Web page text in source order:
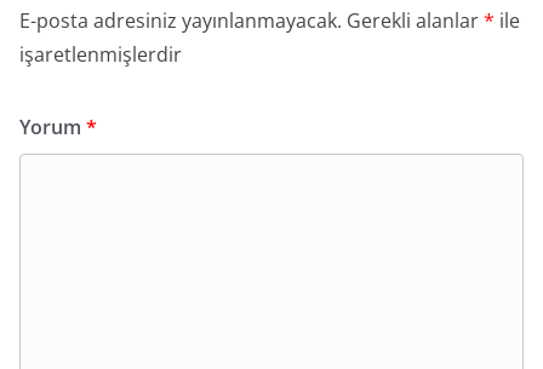
E-posta adresiniz yayınlanmayacak. Gerekli alanlar* ile
işaretlenmişlerdir
Yorum *